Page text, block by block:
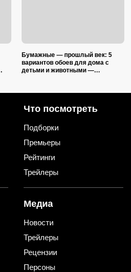
Бумажные — прошлый век: 5
вариантов обоев для дома с
детьми и животными —
Что посмотреть
Подборки
Премьеры
Рейтинги
Трейлеры
Медиа
Новости
Трейлеры
Рецензии
Персоны